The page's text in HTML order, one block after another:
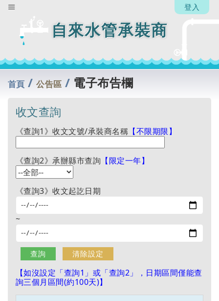
自來水管承裝商
登入
首頁 /公告區 / 電子布告欄
收文查詢
《查詢1》收文文號/承裝商名稱 【不限期限】
《查詢2》承辦縣市查詢 【限定一年】
《查詢3》收文起訖日期
~
【如沒設定「查詢1」或「查詢2」，日期區間僅能查
詢三個月區間(約100天)】